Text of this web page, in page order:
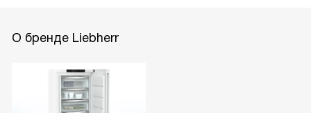
О бренде Liebherr